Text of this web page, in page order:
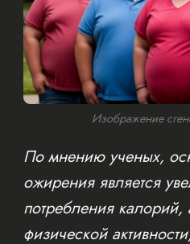
Изображение
По мнению ученых,
ожирения является
потребления
физической